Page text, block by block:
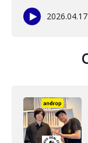
2026.04.17